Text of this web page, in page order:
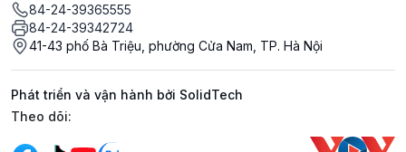
84-24-39365555
84-24-39342724
41-43 phố Bà Triệu, phường Cửa Nam, TP. Hà Nội
Phát triển và vận hành bởi SolidTech
Mạng xã hội
Theo dõi: